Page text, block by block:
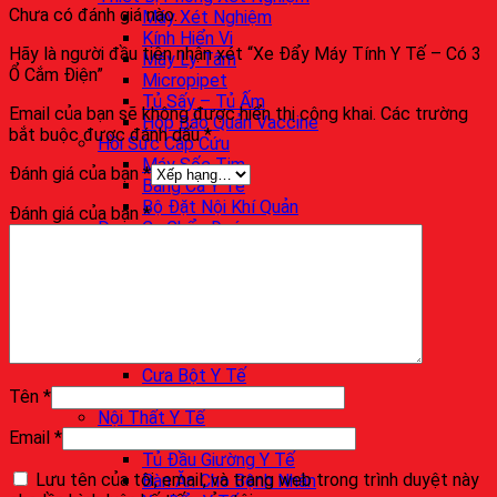
Máy Xét Nghiệm
Kính Hiển Vi
Máy Ly Tâm
Micropipet
Tủ Sấy – Tủ Ấm
Hộp Bảo Quản Vaccine
Hồi Sức Cấp Cứu
Máy Sốc Tim
Băng Ca Y Tế
Bộ Đặt Nội Khí Quản
Dụng Cụ Chẩn Đoán
Cưa Bột Y Tế
Nội Thất Y Tế
Tủ Đầu Giường Y Tế
Bàn Ăn Cho Bệnh Nhân
Chưa có đánh giá nào.
Hãy là người đầu tiên nhận xét “Xe Đẩy Máy Tính Y Tế – Có 3
Ổ Cắm Điện”
Email của bạn sẽ không được hiển thị công khai. Các trường
bắt buộc được đánh dấu*
Đánh giá của bạn*
Đánh giá của bạn*
Tên *
Email *
Lưu tên của tôi, email, và trang web trong trình duyệt này